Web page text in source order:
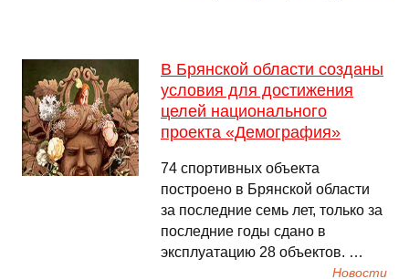
В Брянской области созданы
условия для достижения
целей национального
проекта «Демография»
74 спортивных объекта
построено в Брянской области
за последние семь лет, только за
последние годы сдано в
эксплуатацию 28 объектов. …
Новости